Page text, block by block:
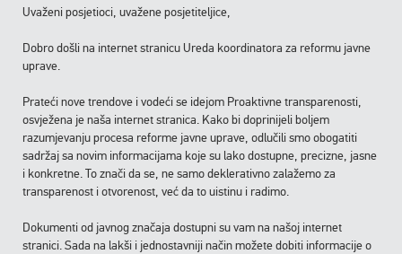
Uvaženi posjetioci, uvažene posjetiteljice,
Dobro došli na internet stranicu Ureda koordinatora za reformu javne
uprave.
Prateći nove trendove i vodeći se idejom Proaktivne transparenosti,
osvježena je naša internet stranica. Kako bi doprinijeli boljem
razumjevanju procesa reforme javne uprave, odlučili smo obogatiti
sadržaj sa novim informacijama koje su lako dostupne, precizne, jasne
i konkretne. To znači da se, ne samo deklerativno zalažemo za
transparenost i otvorenost, već da to uistinu i radimo.
Dokumenti od javnog značaja dostupni su vam na našoj internet
stranici. Sada na lakši i jednostavniji način možete dobiti informacije o